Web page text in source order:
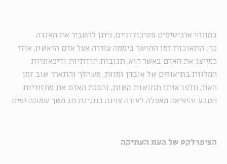
במונחי ארכיטיפים פסיכולוגיים, ניתן להסביר את האגדה
כך: התארכות זמן החושך ביממה עוררה אצל אדם הראשון, אולי
כמייצג את האדם באשר הוא, תגובות חרדתיות ודיכאוניות
המלוות בתיאורים של אובדן ומוות. משהלך והתארך שוב זמן
האור, חלפו אותן תחושות קשות, והבנת האדם את מחזוריות
הטבע והיציאה מאפלה לאורה צוינה בחגיגת חג משך שמונה ימים.
הציפרלקס של העת העתיקה